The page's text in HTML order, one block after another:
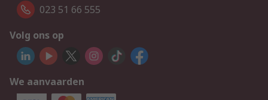
023 51 66 555
Volg ons op
We aanvaarden